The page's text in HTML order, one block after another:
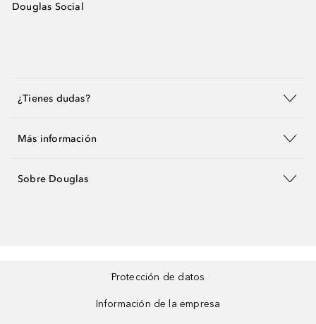
Douglas Social
¿Tienes dudas?
Más información
Sobre Douglas
Protección de datos
Información de la empresa